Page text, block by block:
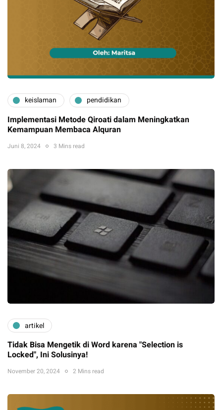
keislaman pendidikan
Implementasi Metode Qiroati dalam Meningkatkan
Kemampuan Membaca Alquran
Juni 8, 2024 3 Mins read
artikel
Tidak Bisa Mengetik di Word karena "Selection is
Locked", Ini Solusinya!
November 20, 2024 2 Mins read